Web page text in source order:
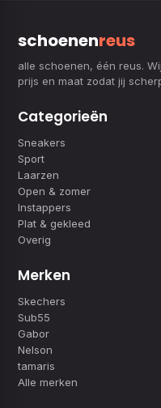
schoenenreus
alle schoenen, één reus.
prijs en maat zodat jij
Categorieën
Sneakers
Sport
Laarzen
Open & zomer
Instappers
Plat & gekleed
Overig
Merken
Skechers
Sub55
Gabor
Nelson
tamaris
Alle merken